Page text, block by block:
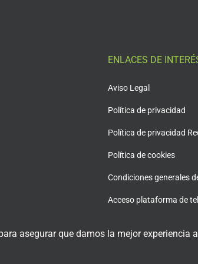
ENLACES DE
Aviso Legal
Política de privacidad
Política de privacidad
Política de cookies
Condiciones generales
Acceso plataforma de
asegurar que damos la mejor